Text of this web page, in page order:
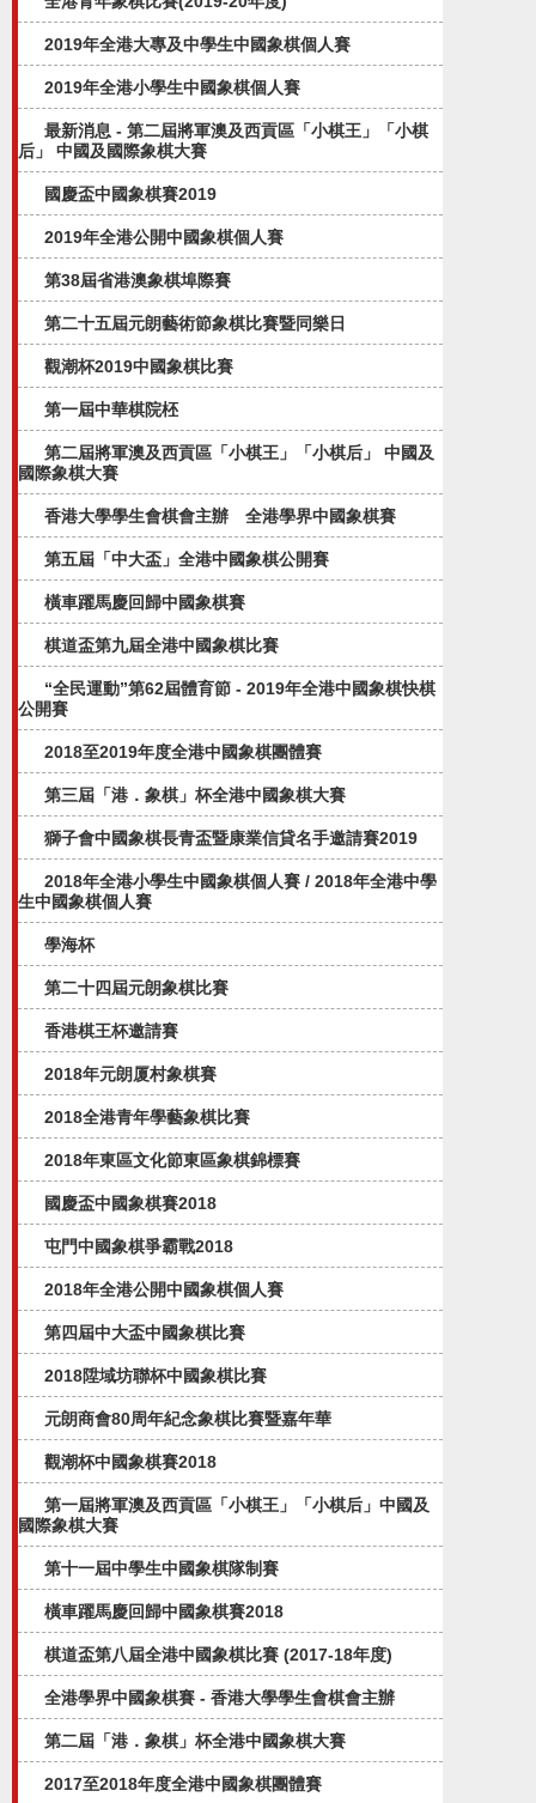
2019年全港大專及中學生中國象棋個人賽
2019年全港小學生中國象棋個人賽
最新消息 - 第二屆將軍澳及西貢區「小棋王」「小棋
后」 中國及國際象棋大賽
國慶盃中國象棋賽2019
2019年全港公開中國象棋個人賽
第38屆省港澳象棋埠際賽
第二十五屆元朗藝術節象棋比賽暨同樂日
觀潮杯2019中國象棋比賽
第一屆中華棋院柸
第二屆將軍澳及西貢區「小棋王」「小棋后」 中國及
國際象棋大賽
香港大學學生會棋會主辦 全港學界中國象棋賽
第五屆「中大盃」全港中國象棋公開賽​
橫車躍馬慶回歸中國象棋賽
棋道盃第九屆全港中國象棋比賽
“全民運動”第62屆體育節 - 2019年全港中國象棋快棋
公開賽
2018至2019年度全港中國象棋團體賽
第三屆「港．象棋」杯全港中國象棋大賽
獅子會中國象棋長青盃暨康業信貸名手邀請賽2019
2018年全港小學生中國象棋個人賽 / 2018年全港中學
生中國象棋個人賽
學海杯
第二十四屆元朗象棋比賽
香港棋王杯邀請賽
2018年元朗厦村象棋賽
2018全港青年學藝象棋比賽
2018年東區文化節東區象棋錦標賽
國慶盃中國象棋賽2018
屯門中國象棋爭霸戰2018
2018年全港公開中國象棋個人賽
第四屆中大盃中國象棋比賽
2018陞域坊聯杯中國象棋比賽
元朗商會80周年紀念象棋比賽暨嘉年華
觀潮杯中國象棋賽2018
第一屆將軍澳及西貢區「小棋王」「小棋后」中國及
國際象棋大賽
第十一屆中學生中國象棋隊制賽
橫車躍馬慶回歸中國象棋賽2018
棋道盃第八屆全港中國象棋比賽 (2017-18年度)
全港學界中國象棋賽 - 香港大學學生會棋會主辦
第二屆「港．象棋」杯全港中國象棋大賽
2017至2018年度全港中國象棋團體賽